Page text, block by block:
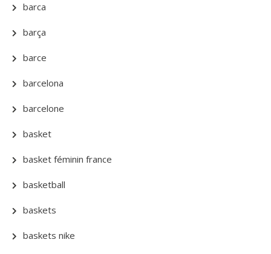
barca
barça
barce
barcelona
barcelone
basket
basket féminin france
basketball
baskets
baskets nike